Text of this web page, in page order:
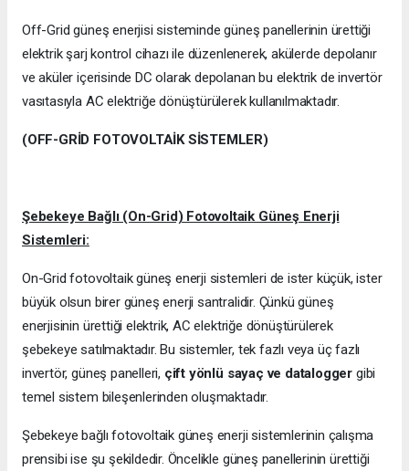
Off-Grid güneş enerjisi sisteminde güneş panellerinin ürettiği
elektrik şarj kontrol cihazı ile düzenlenerek, akülerde depolanır
ve aküler içerisinde DC olarak depolanan bu elektrik de invertör
vasıtasıyla AC elektriğe dönüştürülerek kullanılmaktadır.
(OFF-GRİD FOTOVOLTAİK SİSTEMLER)
Şebekeye Bağlı (On-Grid) Fotovoltaik Güneş Enerji
Sistemleri:
On-Grid fotovoltaik güneş enerji sistemleri de ister küçük, ister
büyük olsun birer güneş enerji santralidir. Çünkü güneş
enerjisinin ürettiği elektrik, AC elektriğe dönüştürülerek
şebekeye satılmaktadır. Bu sistemler, tek fazlı veya üç fazlı
invertör, güneş panelleri, çift yönlü sayaç ve datalogger gibi
temel sistem bileşenlerinden oluşmaktadır.
Şebekeye bağlı fotovoltaik güneş enerji sistemlerinin çalışma
prensibi ise şu şekildedir. Öncelikle güneş panellerinin ürettiği